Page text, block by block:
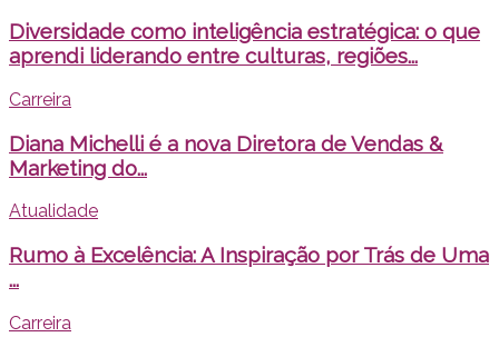
Diversidade como inteligência estratégica: o que
aprendi liderando entre culturas, regiões...
Carreira
Diana Michelli é a nova Diretora de Vendas &
Marketing do...
Atualidade
Rumo à Excelência: A Inspiração por Trás de Uma
...
Carreira